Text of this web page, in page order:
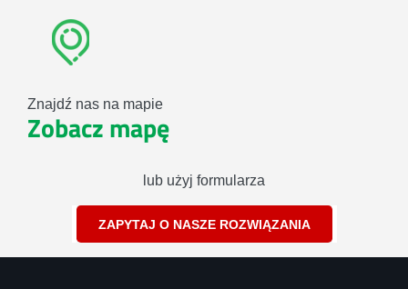
Znajdź nas na mapie
Zobacz mapę
lub użyj formularza
ZAPYTAJ O NASZE ROZWIĄZANIA